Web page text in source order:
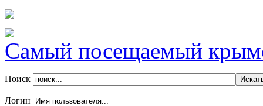
Самый посещаемый
Поиск
Логин